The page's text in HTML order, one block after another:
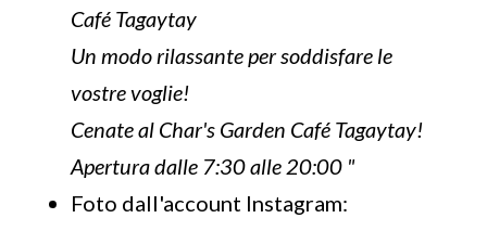
Café Tagaytay
Un modo rilassante per soddisfare le
vostre voglie!
Cenate al Char's Garden Café Tagaytay!
Apertura dalle 7:30 alle 20:00 "
Foto dall'account Instagram: